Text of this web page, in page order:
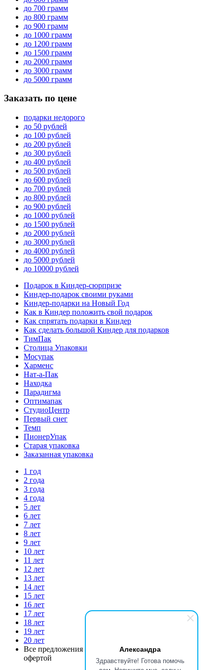
Александра
Здравствуйте! Готова помочь
до 700 грамм
до 800 грамм
до 900 грамм
до 1000 грамм
до 1200 грамм
до 1500 грамм
до 2000 грамм
до 3000 грамм
до 5000 грамм
Заказать по цене
подарки недорого
до 50 рублей
до 100 рублей
до 200 рублей
до 300 рублей
до 400 рублей
до 500 рублей
до 600 рублей
до 700 рублей
до 800 рублей
до 900 рублей
до 1000 рублей
до 1500 рублей
до 2000 рублей
до 3000 рублей
до 4000 рублей
до 5000 рублей
до 10000 рублей
Подарок в Киндер-сюрпризе
Киндер-подарок своими руками
Киндер-подарки на Новый Год
Как в Киндер положить свой подарок
Как спрятать подарки в Киндер
Как сделать большой Киндер для подарков
ТимПак
Столица Упаковки
Мосупак
Харменс
Нат-а-Пак
Находка
Парадигма
Оптимапак
СтудиоЦентр
Первый снег
Темп
ПионерУпак
Старая упаковка
Заказанная упаковка
1 год
2 года
3 года
4 года
5 лет
6 лет
7 лет
8 лет
9 лет
10 лет
11 лет
12 лет
13 лет
14 лет
15 лет
16 лет
17 лет
18 лет
19 лет
20 лет
Все предложения на сайте не являются публичной
офертой